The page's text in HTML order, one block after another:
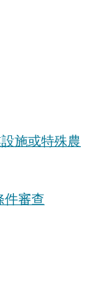
施或特殊農
件審查